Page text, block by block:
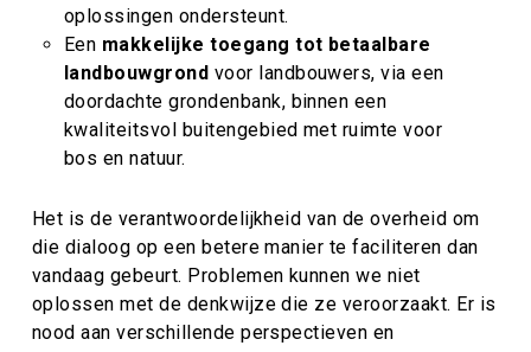
oplossingen ondersteunt.
Een makkelijke toegang tot betaalbare
landbouwgrond voor landbouwers, via een
doordachte grondenbank, binnen een
kwaliteitsvol buitengebied met ruimte voor
bos en natuur.
Het is de verantwoordelijkheid van de overheid om
die dialoog op een betere manier te faciliteren dan
vandaag gebeurt. Problemen kunnen we niet
oplossen met de denkwijze die ze veroorzaakt. Er is
nood aan verschillende perspectieven en